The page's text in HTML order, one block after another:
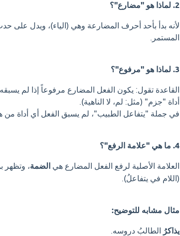
2. لماذا هو "مضارع"؟
لأنه بدأ بأحد أحرف المضارعة وهي (الياء)، ويدل على
المستمر.
3. لماذا هو "مرفوع"؟
القاعدة تقول: يكون الفعل المضارع مرفوعاً إذا لم
أداة "جزم" (مثل: لم، لا الناهية).
في جملة "يتفاعل الطبيب"، لم يسبق الفعل أي أداة من
4. ما هي "علامة الرفع"؟
العلامة الأصلية لرفع الفعل المضارع هي الضمة، وتظهر
(اللام في يتفاعلُ).
مثال مشابه للتوضيح:
يذاكرُ الطالبُ دروسه.